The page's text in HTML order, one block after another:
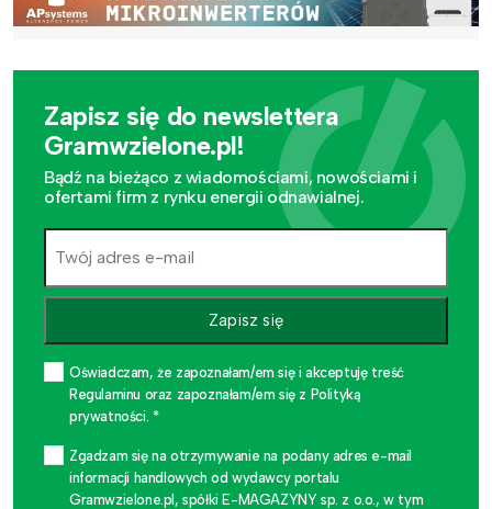
Zapisz się do newslettera
Gramwzielone.pl!
Bądź na bieżąco z wiadomościami, nowościami i
ofertami firm z rynku energii odnawialnej.
Zapisz się
Oświadczam, że zapoznałam/em się i akceptuję treść
Regulaminu oraz zapoznałam/em się z Polityką
prywatności. *
Zgadzam się na otrzymywanie na podany adres e-mail
informacji handlowych od wydawcy portalu
Gramwzielone.pl, spółki E-MAGAZYNY sp. z o.o., w tym